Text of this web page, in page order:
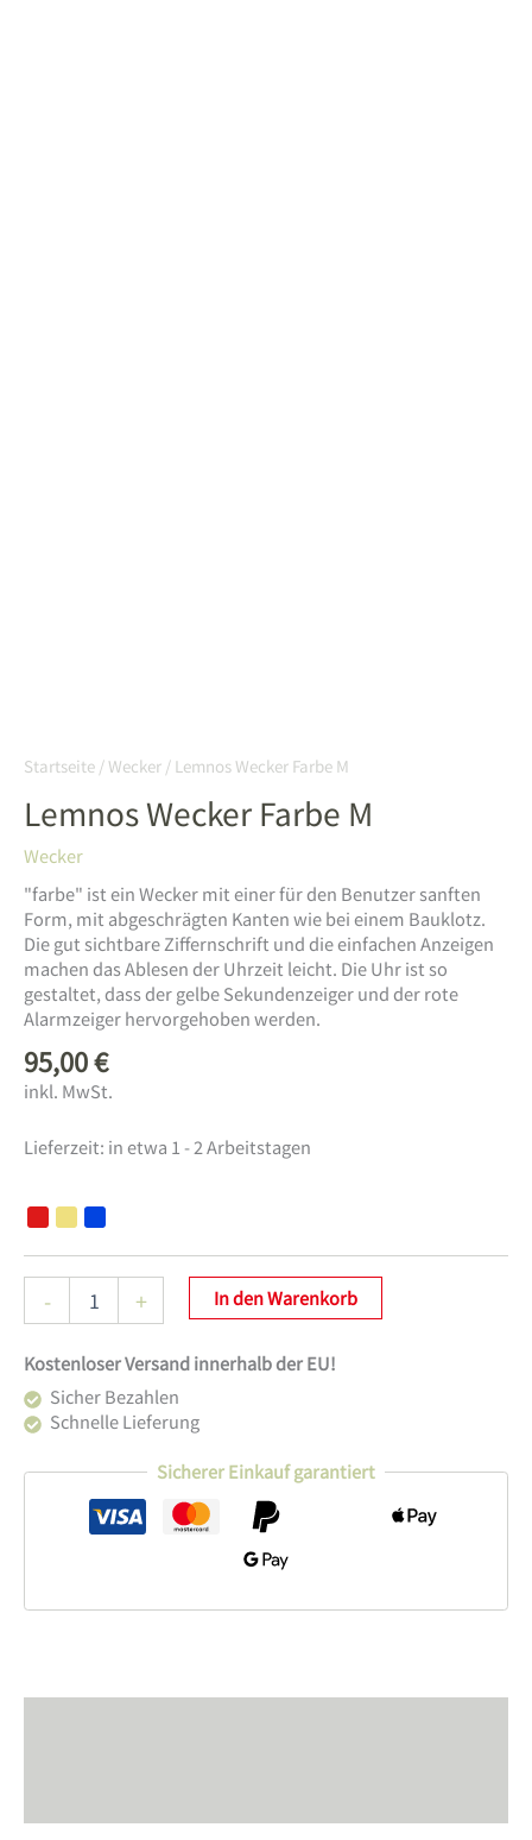
Startseite / Wecker / Lemnos Wecker Farbe M
Lemnos Wecker Farbe M
Wecker
"farbe" ist ein Wecker mit einer für den Benutzer sanften
Form, mit abgeschrägten Kanten wie bei einem Bauklotz.
Die gut sichtbare Ziffernschrift und die einfachen Anzeigen
machen das Ablesen der Uhrzeit leicht. Die Uhr ist so
gestaltet, dass der gelbe Sekundenzeiger und der rote
Alarmzeiger hervorgehoben werden.
95,00€
inkl. MwSt.
Lieferzeit: in etwa 1 - 2 Arbeitstagen
-
Alarm
Farbe
Menge
+ In den Warenkorb
Kostenloser Versand innerhalb der EU!
Sicher Bezahlen
Schnelle Lieferung
Sicherer Einkauf garantiert